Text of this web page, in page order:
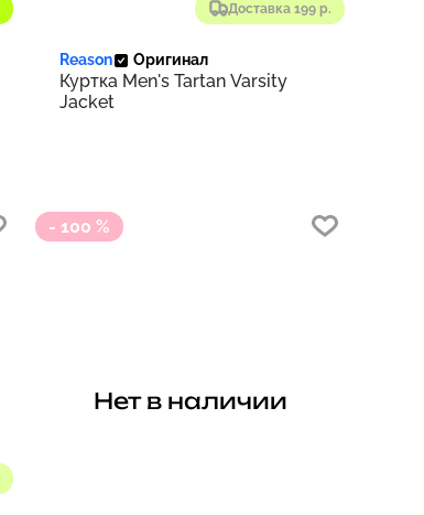
Доставка 199 р.
Reason Оригинал
Куртка Men's Tartan Varsity
Jacket
- 100 %
Нет в наличии